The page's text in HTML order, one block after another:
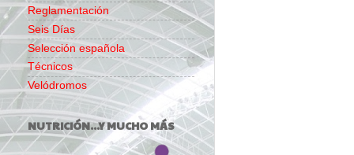
Reglamentación
Seis Días
Selección española
Técnicos
Velódromos
NUTRICIÓN...Y MUCHO MÁS